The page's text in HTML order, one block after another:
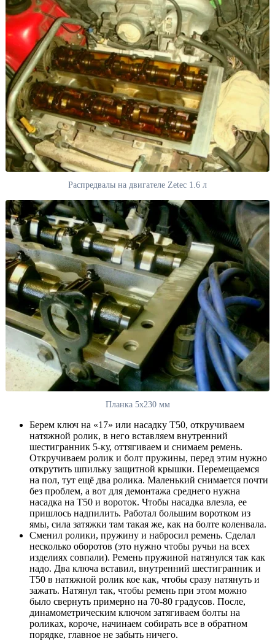
Распредвалы на двигателе Zetec 1.6 л
Планка 5х230 мм
Берем ключ на «17» или насадку Т50, откручиваем
натяжной ролик, в него вставляем внутренний
шестигранник 5-ку, оттягиваем и снимаем ремень.
Откручиваем ролик и болт пружины, перед этим нужно
открутить шпильку защитной крышки. Перемещаемся
на пол, тут ещё два ролика. Маленький снимается почти
без проблем, а вот для демонтажа среднего нужна
насадка на Т50 и вороток. Чтобы насадка влезла, ее
пришлось надпилить. Работал большим воротком из
ямы, сила затяжки там такая же, как на болте коленвала.
Сменил ролики, пружину и набросил ремень. Сделал
несколько оборотов (это нужно чтобы ручьи на всех
изделиях совпали). Ремень пружиной натянулся так как
надо. Два ключа вставил, внутренний шестигранник и
Т50 в натяжной ролик кое как, чтобы сразу натянуть и
зажать. Натянул так, чтобы ремень при этом можно
было свернуть примерно на 70-80 градусов. После,
динамометрическим ключом затягиваем болты на
роликах, короче, начинаем собирать все в обратном
порядке, главное не забыть ничего.